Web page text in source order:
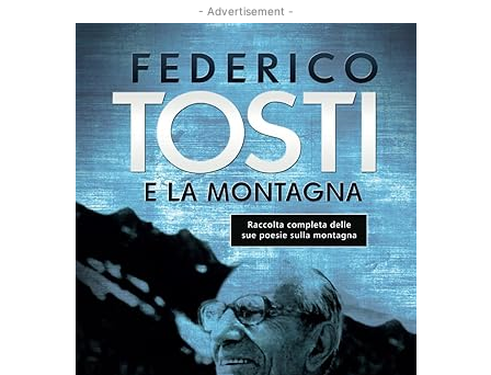
- Advertisement -